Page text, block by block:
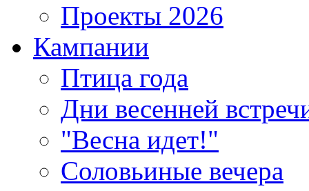
Проекты 2026
Кампании
Птица года
Дни весенней
"Весна идет!"
Соловьиные вечера